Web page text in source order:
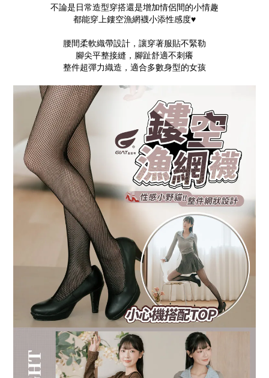
不論是日常造型穿搭還是增加情侶間的小情趣
都能穿上鏤空漁網襪小添性感度♥
腰間柔軟織帶設計，讓穿著服貼不緊勒
腳尖平整接縫，腳趾舒適不刺癢
整件超彈力織造，適合多數身型的女孩